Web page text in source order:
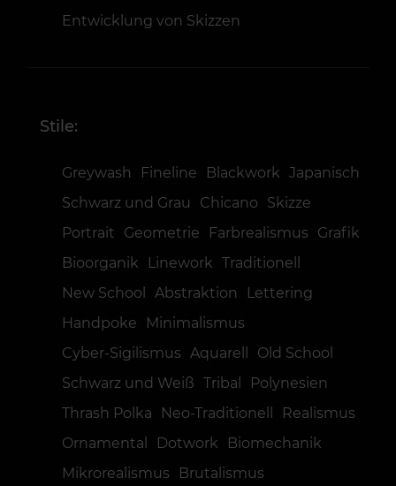
Entwicklung von Skizzen
Stile:
Greywash Fineline Blackwork Japanisch
Schwarz und Grau
Chicano
Skizze
Portrait
Geometrie Farbrealismus
Grafik
Bioorganik
Linework Traditionell
New School
Abstraktion
Lettering
Handpoke
Minimalismus
Cyber-Sigilismus Aquarell
Old School
Schwarz und Weiß Tribal
Polynesien
Thrash Polka
Neo-Traditionell
Realismus
Ornamental
Dotwork
Biomechanik
Mikrorealismus
Brutalismus